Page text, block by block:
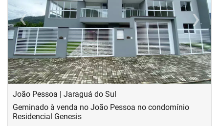
‹Previous ›Next
João Pessoa | Jaraguá do Sul
Geminado à venda no João Pessoa no condomínio
Residencial Genesis